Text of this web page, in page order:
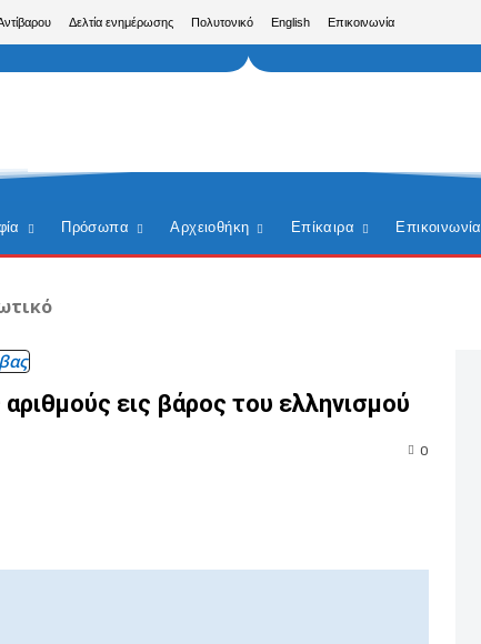
Δελτία ενημέρωσης Πολυτονικό English Επικοινωνία
Πρόσωπα Αρχειοθήκη Επίκαιρα Επικοινωνία
εις βάρος του ελληνισμού
0